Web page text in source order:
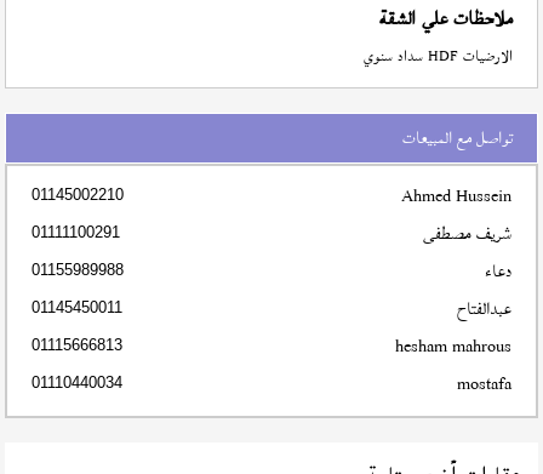
ملاحظات علي الشقة
الارضيات HDF سداد سنوي
تواصل مع المبيعات
Ahmed Hussein
01145002210
شريف مصطفى 01111100291
دعاء 01155989988
عبدالفتاح 01145450011
hesham mahrous
01115666813
mostafa
01110440034